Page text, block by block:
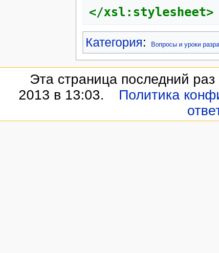
</xsl:stylesheet>
Категория: Вопросы и уроки
Эта страница последний
2013 в 13:03.
Политика